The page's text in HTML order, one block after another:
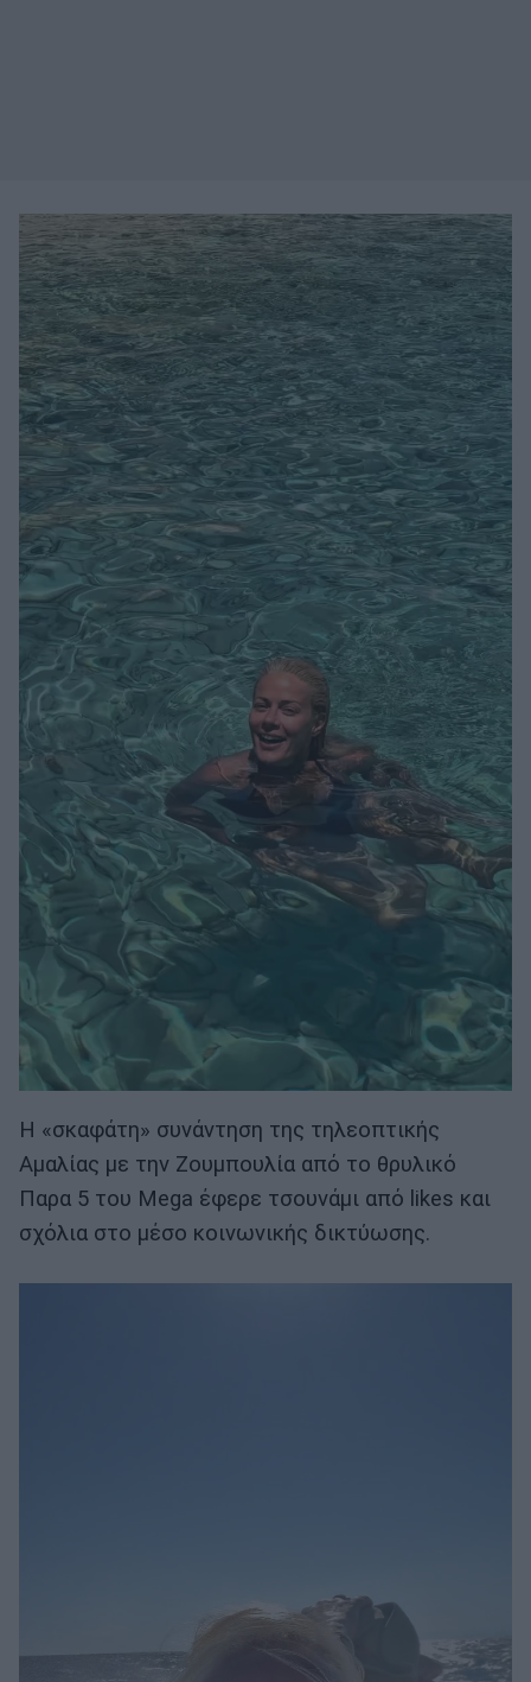
Η «σκαφάτη» συνάντηση της τηλεοπτικής
Αμαλίας με την Ζουμπουλία από το θρυλικό
Παρα 5 του Mega έφερε τσουνάμι από likes και
σχόλια στο μέσο κοινωνικής δικτύωσης.